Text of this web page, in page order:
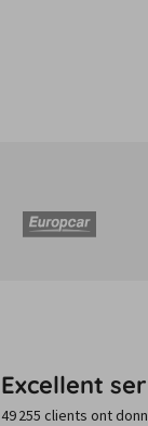
Excellent
49 255 clients ont